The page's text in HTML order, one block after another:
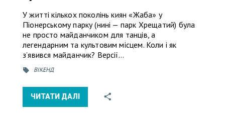
У житті кількох поколінь киян «Жаба» у
Піонерському парку (нині — парк Хрещатий) була
не просто майданчиком для танців, а
легендарним та культовим місцем. Коли і як
з’явився майданчик? Версії…
ВІКЕНД
ЧИТАТИ ДАЛІ